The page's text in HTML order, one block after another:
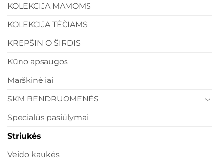
KOLEKCIJA MAMOMS
KOLEKCIJA TĖČIAMS
KREPŠINIO ŠIRDIS
Kūno apsaugos
Marškinėliai
SKM BENDRUOMENĖS
Specialūs pasiūlymai
Striukės
Veido kaukės